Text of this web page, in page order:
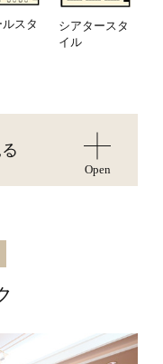
スタ
シアタースタ
イル
Open